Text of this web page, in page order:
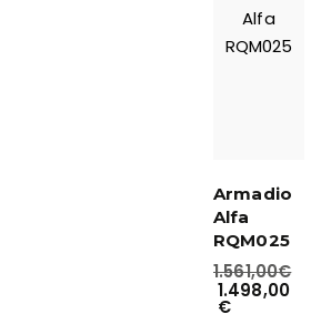
Armadio
Alfa
RQM025
1.561,00€
1.498,00
€